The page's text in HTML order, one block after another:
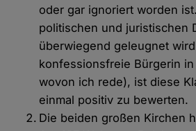
oder gar ignoriert worden
politischen und juristischen
überwiegend geleugnet
konfessionsfreie Bürgerin in
wovon ich rede), ist diese
einmal positiv zu bewerten.
Die beiden großen Kirchen